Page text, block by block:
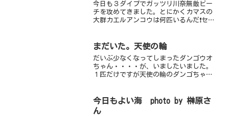
今日も３ダイブでガッツリ川奈無敵ビー
チを攻めてきました。とにかくカマスの
大群カエルアンコウは何匹いるんだ❗セミ
まだいた。天使の輪
だいぶ少なくなってしまったダンゴウオ
ちゃん・・・・が、いましたいました。
１匹だけですが天使の輪のダンゴちゃ
せる５ｍｍのダンゴちゃんがなんとも愛
らしいです。赤のダンゴは本...
今日もよい海 photo by 榊原さ
ん